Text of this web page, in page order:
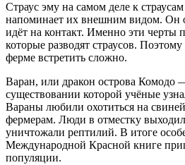
Страус эму на самом деле к
напоминает их внешним видом. Он
идёт на контакт. Именно эти черты
которые разводят страусов.
ферме встретить сложно.
Варан, или дракон острова Комодо
существовании которой учёные
Вараны любили охотиться на
фермерам. Люди в отместку
уничтожали рептилий. В итоге
Международной Красной книге
популяции.